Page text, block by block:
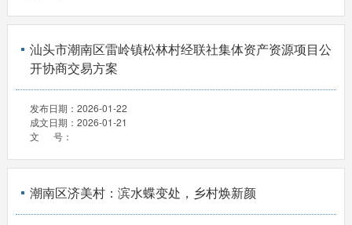
汕头市潮南区雷岭镇松林村经联社集体资产资源项目公
开协商交易方案
发布日期： 2026-01-22
成文日期： 2026-01-21
文 号：
潮南区济美村：滨水蝶变处，乡村焕新颜